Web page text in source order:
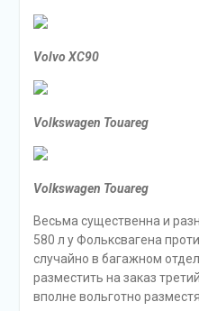
Volvo XC90
Volkswagen Touareg
Volkswagen Touareg
Весьма существенна и
580 л у Фольксвагена
случайно в багажном
разместить на заказ
вполне вольготно